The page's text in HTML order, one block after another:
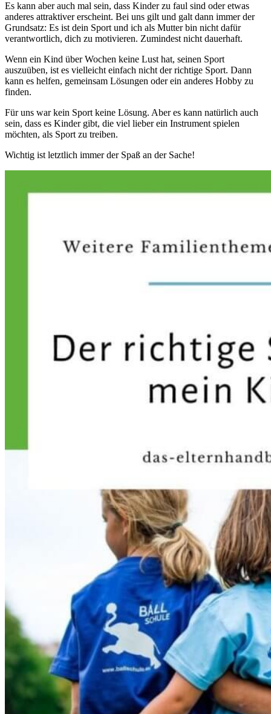
Es kann aber auch mal sein, dass Kinder zu faul sind oder etwas
anderes attraktiver erscheint. Bei uns gilt und galt dann immer der
Grundsatz: Es ist dein Sport und ich als Mutter bin nicht dafür
verantwortlich, dich zu motivieren. Zumindest nicht dauerhaft.
Wenn ein Kind über Wochen keine Lust hat, seinen Sport
auszuüben, ist es vielleicht einfach nicht der richtige Sport. Dann
kann es helfen, gemeinsam Lösungen oder ein anderes Hobby zu
finden.
Für uns war kein Sport keine Lösung. Aber es kann natürlich auch
sein, dass es Kinder gibt, die viel lieber ein Instrument spielen
möchten, als Sport zu treiben.
Wichtig ist letztlich immer der Spaß an der Sache!